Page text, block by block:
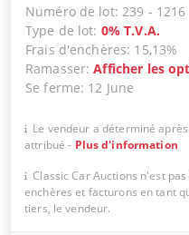
Numéro de lot:239 - 1216
Type de lot: 0% T.V.A.
Frais d'enchères: 15,13%
Ramasser:Afficher les
Se ferme: 12 June
Le vendeur a déterminé
attribué - Plus d'information
Classic Car Auctions n'est
enchères et facturons en tant
tiers, le vendeur.